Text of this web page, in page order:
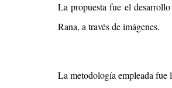
La propuesta fue el
Rana, a través de imágenes.
La metodología empleada fue